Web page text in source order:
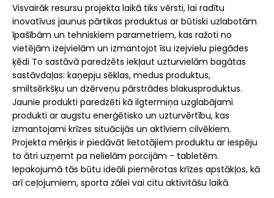
Visvairāk resursu projekta laikā tiks vērsti, lai radītu
inovatīvus jaunus pārtikas produktus ar būtiski uzlabotām
īpašībām un tehniskiem parametriem, kas ražoti no
vietējām izejvielām un izmantojot īsu izejvielu piegādes
ķēdi To sastāvā paredzēts iekļaut uzturvielām bagātas
sastāvdaļas: kaņepju sēklas, medus produktus,
smiltsērkšķu un dzērveņu pārstrādes blakusproduktus.
Jaunie produkti paredzēti kā ilgtermiņa uzglabājami
produkti ar augstu enerģētisko un uzturvērtību, kas
izmantojami krīzes situācijās un aktīviem cilvēkiem.
Projekta mērķis ir piedāvāt lietotājiem produktu ar iespēju
to ātri uzņemt pa nelielām porcijām - tabletēm.
Iepakojumā tās būtu ideāli piemērotas krīzes apstākļos, kā
arī ceļojumiem, sporta zālei vai citu aktivitāšu laikā.